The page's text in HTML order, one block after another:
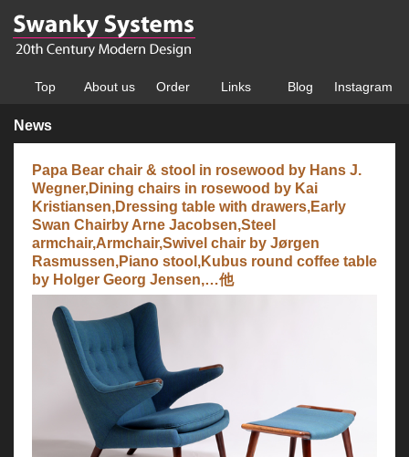
Top About us Order Links Blog Instagram
News
Papa Bear chair & stool in rosewood by Hans J.
Wegner,Dining chairs in rosewood by Kai
Kristiansen,Dressing table with drawers,Early
Swan Chairby Arne Jacobsen,Steel
armchair,Armchair,Swivel chair by Jørgen
Rasmussen,Piano stool,Kubus round coffee table
by Holger Georg Jensen,…他